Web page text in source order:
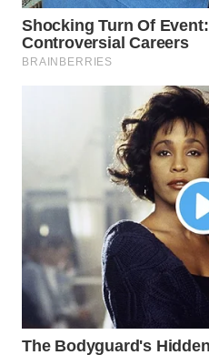
PRIANGAN
TIMUR
WN
BOROBUDUR
WN
MADURA
WN